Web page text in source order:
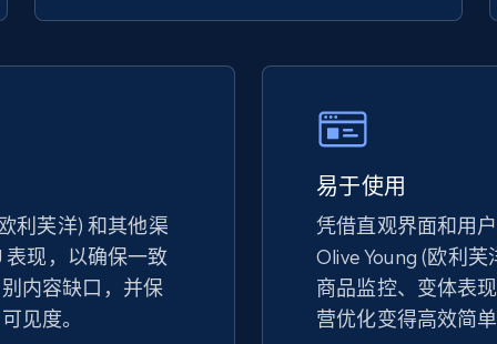
Rating, Reviews count, Images, Variations, and
2.4K+ 立即开始
利芙洋) 和其他渠
表现，以确保一致
内容缺口，并保
见度。
易于使用
凭借直观界面和用
Olive Young (欧利芙
商品监控、变体表
营优化变得高效简